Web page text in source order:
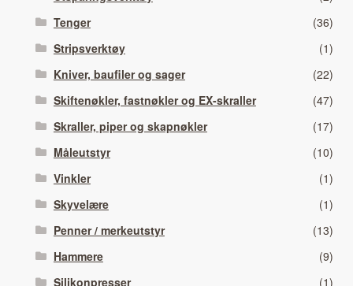
Tenger
(36)
Stripsverktøy
(1)
Kniver, baufiler og sager
(22)
Skiftenøkler, fastnøkler og EX-skraller
(47)
Skraller, piper og skapnøkler
(17)
Måleutstyr
(10)
Vinkler
(1)
Skyvelære
(1)
Penner / merkeutstyr
(13)
Hammere
(9)
Silikonpresser
(1)